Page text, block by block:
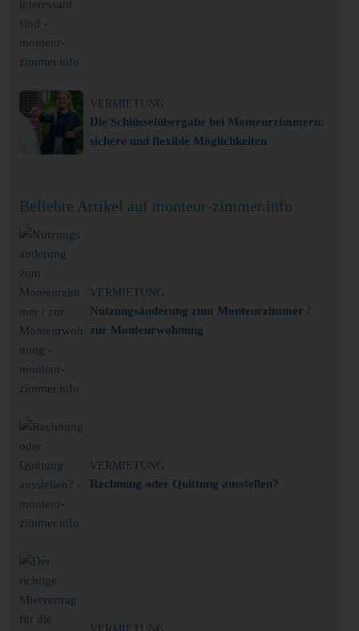
VERMIETUNG
Die Schlüsselübergabe bei Monteurzimmern:
sichere und flexible Möglichkeiten
Beliebte Artikel auf monteur-zimmer.info
VERMIETUNG
Nutzungsänderung zum Monteurzimmer /
zur Monteurwohnung
VERMIETUNG
Rechnung oder Quittung ausstellen?